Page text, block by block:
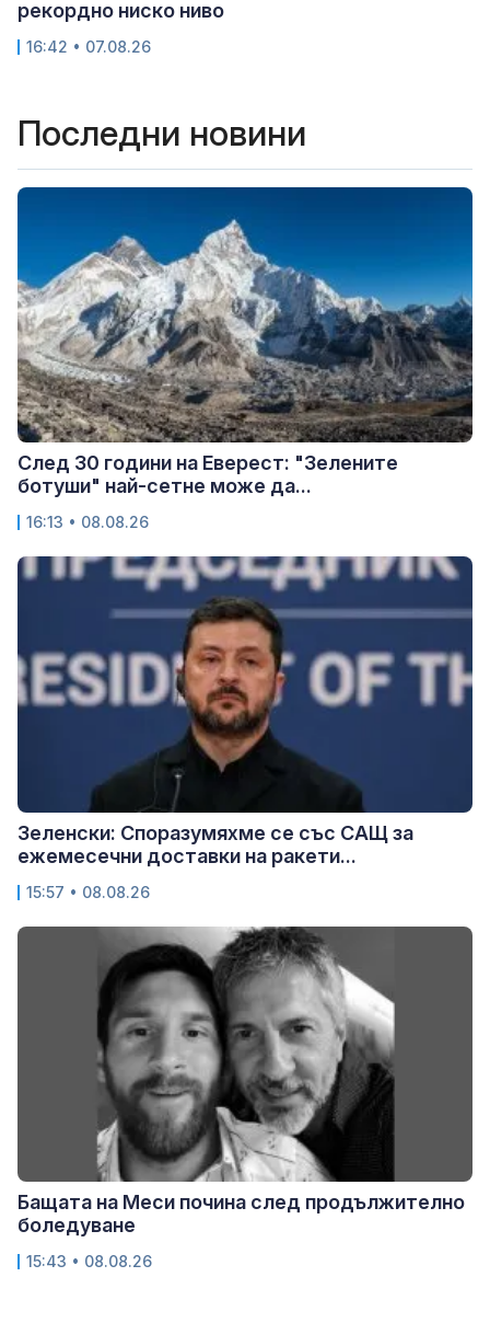
рекордно ниско ниво
16:42 • 07.08.26
Последни новини
След 30 години на Еверест: "Зелените
ботуши" най-сетне може да...
16:13 • 08.08.26
Зеленски: Споразумяхме се със САЩ за
ежемесечни доставки на ракети...
15:57 • 08.08.26
Бащата на Меси почина след продължително
боледуване
15:43 • 08.08.26